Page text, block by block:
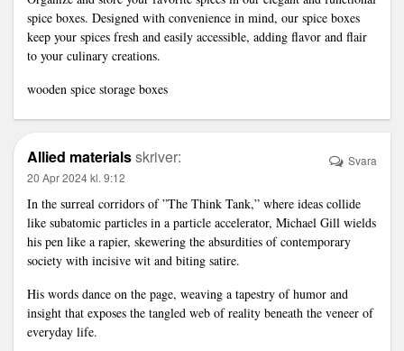
spice boxes. Designed with convenience in mind, our spice boxes
keep your spices fresh and easily accessible, adding flavor and flair
to your culinary creations.
wooden spice storage boxes
Allied materialsskriver:
20 Apr 2024 kl. 9:12
In the surreal corridors of ”The Think Tank,” where ideas collide
like subatomic particles in a particle accelerator, Michael Gill wields
his pen like a rapier, skewering the absurdities of contemporary
society with incisive wit and biting satire.
His words dance on the page, weaving a tapestry of humor and
insight that exposes the tangled web of reality beneath the veneer of
everyday life.
Svara